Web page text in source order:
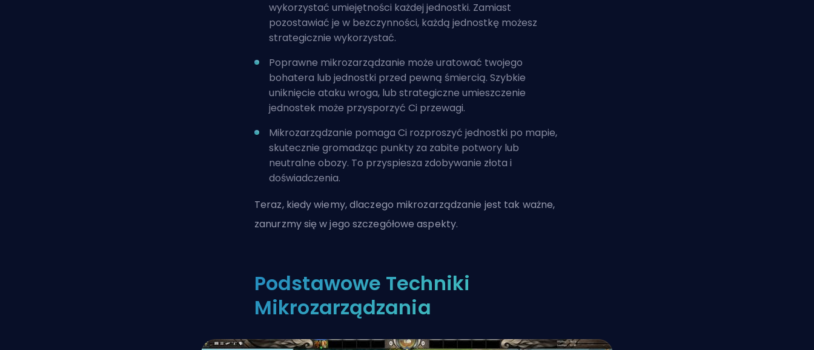
wykorzystać umiejętności każdej jednostki. Zamiast
pozostawiać je w bezczynności, każdą jednostkę możesz
strategicznie wykorzystać.
Poprawne mikrozarządzanie może uratować twojego
bohatera lub jednostki przed pewną śmiercią. Szybkie
uniknięcie ataku wroga, lub strategiczne umieszczenie
jednostek może przysporzyć Ci przewagi.
Mikrozarządzanie pomaga Ci rozproszyć jednostki po mapie,
skutecznie gromadząc punkty za zabite potwory lub
neutralne obozy. To przyspiesza zdobywanie złota i
doświadczenia.
Teraz, kiedy wiemy, dlaczego mikrozarządzanie jest tak ważne,
zanurzmy się w jego szczegółowe aspekty.
Podstawowe Techniki
Mikrozarządzania